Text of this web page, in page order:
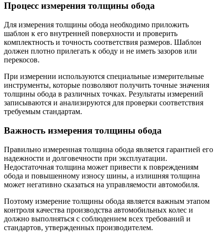
Процесс измерения толщины обода
Для измерения толщины обода необходимо приложить
шаблон к его внутренней поверхности и проверить
комплектность и точность соответствия размеров. Шаблон
должен плотно прилегать к ободу и не иметь зазоров или
перекосов.
При измерении используются специальные измерительные
инструменты, которые позволяют получить точные значения
толщины обода в различных точках. Результаты измерений
записываются и анализируются для проверки соответствия
требуемым стандартам.
Важность измерения толщины обода
Правильно измеренная толщина обода является гарантией его
надежности и долговечности при эксплуатации.
Недостаточная толщина может привести к повреждениям
обода и повышенному износу шины, а излишняя толщина
может негативно сказаться на управляемости автомобиля.
Поэтому измерение толщины обода является важным этапом
контроля качества производства автомобильных колес и
должно выполняться с соблюдением всех требований и
стандартов, утвержденных производителем.